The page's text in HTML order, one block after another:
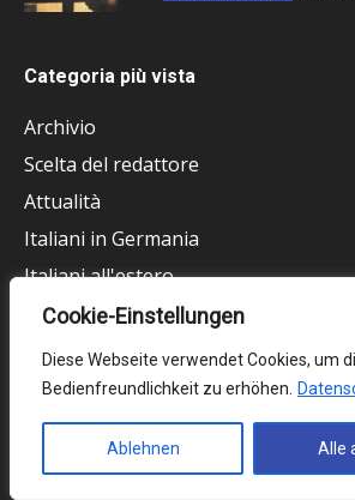
Cookie-Einstellungen
Diese Webseite verwendet Cookies, um
Bedienfreundlichkeit zu erhöhen.
Ablehnen Alle
Categoria più vista
Archivio
Scelta del redattore
Attualità
Italiani in Germania
Italiani all'estero
Cultura
Germania
Vita e religione
Ultimissime